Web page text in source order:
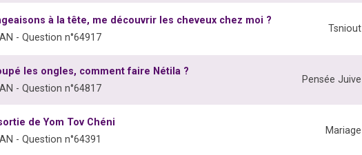
à la tête, me découvrir les cheveux chez moi ?
- Question n°64917
Tsniout
les ongles, comment faire Nétila ?
- Question n°64817
Pensée Juive
de Yom Tov Chéni
- Question n°64391
Mariage